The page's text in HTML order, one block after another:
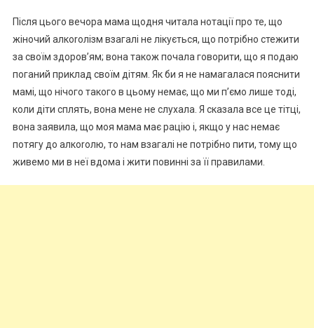
Після цього вечора мама щодня читала нотації про те, що
жіночий алкоrолізм взагалі не лікується, що потрібно стежити
за своїм здоров’ям; вона також почала говорити, що я подаю
поганий приклад своїм дітям. Як би я не намагалася пояснити
мамі, що нічого такого в цьому немає, що ми п’ємо лише тоді,
коли діти сплять, вона мене не слухала. Я сказала все це тітці,
вона заявила, що моя мама має рацію і, якщо у нас немає
потягу до алкоrолю, то нам взагалі не потрібно пити, тому що
живемо ми в неї вдома і жити повинні за її правилами.